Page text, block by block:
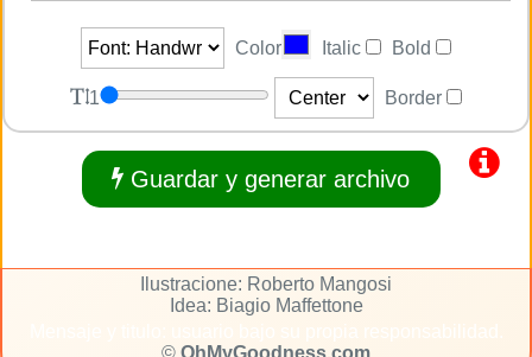
Color Italic Bold
1 Border
Guardar y generar archivo
Ilustracione: Roberto Mangosi
Idea: Biagio Maffettone
© OhMyGoodness.com